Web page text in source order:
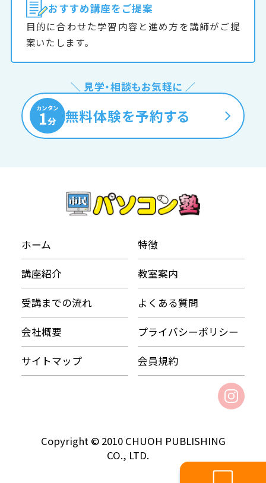
おすすめ講座をご提案
目的に合わせた学習内容と進め方を講師がご提
案いたします。
＼ 見学・相談もお気軽に ／
カンタン
1分 無料体験を予約する
ホーム 特徴
講座紹介 教室案内
受講までの流れ よくある質問
会社概要 プライバシーポリシー
サイトマップ 会員規約
Copyright © 2010 CHUOH PUBLISHING
CO., LTD.